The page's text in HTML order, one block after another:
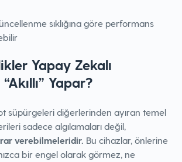
sıklığına göre performans
Yapay Zekalı
Yapar?
süpürgeleri diğerlerinden ayıran temel
sadece algılamaları değil,
verebilmeleridir. Bu cihazlar, önlerine
bir engel olarak görmez, ne